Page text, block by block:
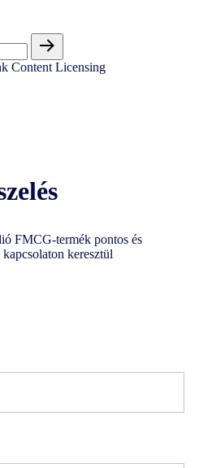
FMCG-termék pontos és
keresztül